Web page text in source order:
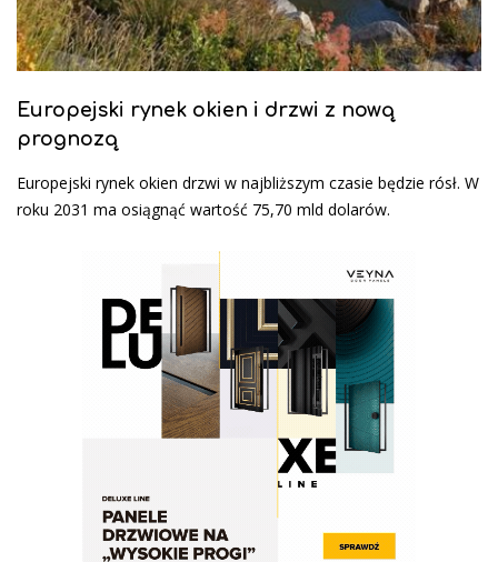
Europejski rynek okien i drzwi z nową
prognozą
Europejski rynek okien drzwi w najbliższym czasie będzie rósł. W
roku 2031 ma osiągnąć wartość 75,70 mld dolarów.